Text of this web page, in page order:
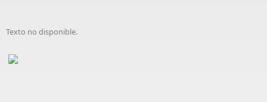
Texto no disponible.